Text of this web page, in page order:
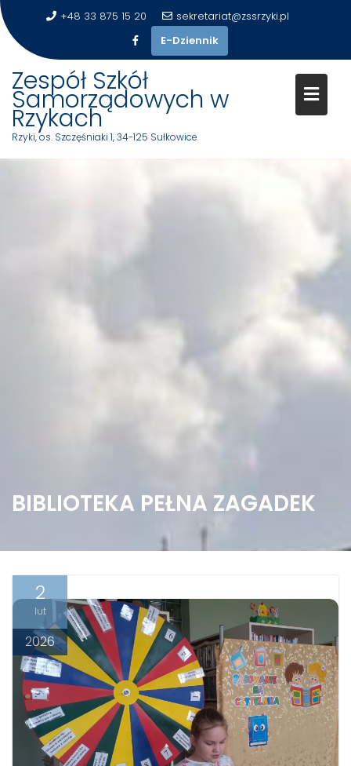
+48 33 875 15 20
sekretariat@zssrzyki.pl
E-Dziennik
Zespół Szkół
Samorządowych w
Rzykach
Rzyki, os. Szczęśniaki 1, 34-125 Sułkowice
BIBLIOTEKA PEŁNA ZAGADEK
2
lut
2026